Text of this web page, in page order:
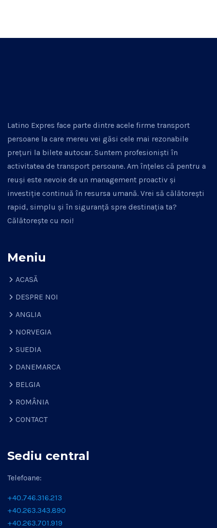
Latino Expres face parte dintre acele firme transport
persoane la care mereu vei găsi cele mai rezonabile
prețuri la bilete autocar. Suntem profesioniști în
activitatea de transport persoane. Am înțeles că pentru a
reuși este nevoie de un management proactiv și
investiție continuă în resursa umană. Vrei să călătorești
rapid, simplu și în siguranță spre destinația ta?
Călătorește cu noi!
Meniu
ACASĂ
DESPRE NOI
ANGLIA
NORVEGIA
SUEDIA
DANEMARCA
BELGIA
ROMÂNIA
CONTACT
Sediu central
Telefoane:
+40.746.316.213
+40.263.343.890
+40.263.701.919